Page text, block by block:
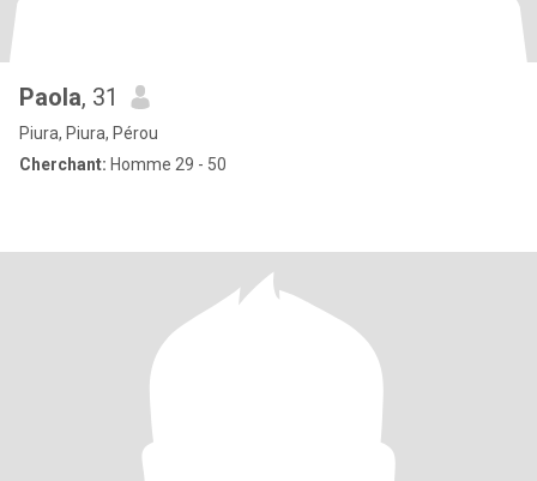
Paola, 31
Piura, Piura, Pérou
Cherchant: Homme 29 - 50